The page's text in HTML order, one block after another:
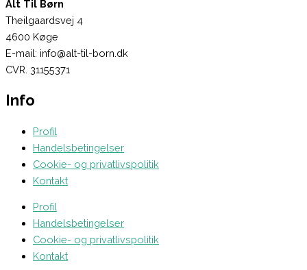
Alt Til Børn
Theilgaardsvej 4
4600 Køge
E-mail: info@alt-til-born.dk
CVR. 31155371
Info
Profil
Handelsbetingelser
Cookie- og privatlivspolitik
Kontakt
Profil
Handelsbetingelser
Cookie- og privatlivspolitik
Kontakt